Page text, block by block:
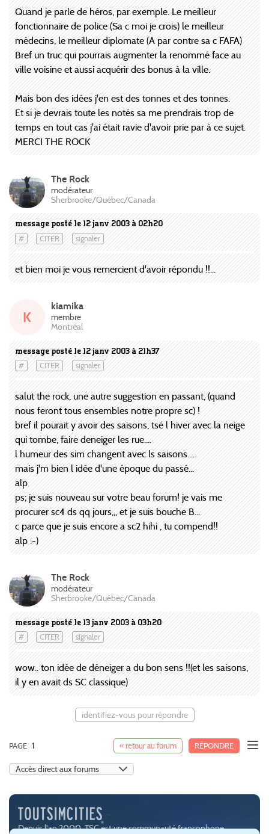
Quand je parle de héros, par exemple. Le meilleur
fonctionnaire de police (Sa c moi je crois) le meilleur
médecins, le meilleur diplomate (A par contre sa c FAFA)
Bref un truc qui pourrais augmenter la renommé face au
ville voisine et aussi acquérir des bonus à la ville.
Mais bon des idées j'en est des tonnes et des tonnes.
Et si je devrais toute les notés sa me prendrais trop de
temps en tout cas j'ai était ravie d'avoir prie par à ce sujet.
MERCI THE ROCK
message posté le 12 janv 2003 à 02h20
# CITER signaler
The Rock
modérateur
Sherbrooke/Québec/Canada
et bien moi je vous remercient d'avoir répondu !!...
message posté le 12 janv 2003 à 21h37
# CITER signaler
K
kiamika
membre
Montréal
salut the rock, une autre suggestion en passant, (quand
nous feront tous ensembles notre propre sc) !
bref il pourait y avoir des saisons, tsé l hiver avec la neige
qui tombe, faire deneiger les rue....
l humeur des sim changent avec ls saisons....
mais j'm bien l idée d'une époque du passé...
alp
ps; je suis nouveau sur votre beau forum! je vais me
procurer sc4 ds qq jours,,, et je suis bouche B...
c parce que je suis encore a sc2 hihi , tu compend!!
alp :-)
message posté le 13 janv 2003 à 03h20
# CITER signaler
The Rock
modérateur
Sherbrooke/Québec/Canada
wow.. ton idée de déneiger a du bon sens !!(et les saisons,
il y en avait ds SC classique)
identifiez-vous pour répondre
« retour au forum RÉPONDRE
PAGE 1
Depuis l'an 2000, TSC est une communauté francophone